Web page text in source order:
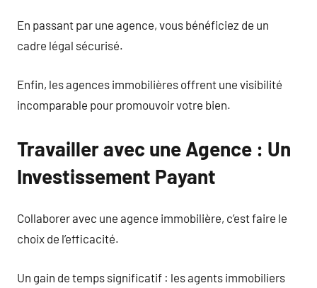
En passant par une agence, vous bénéficiez de un
cadre légal sécurisé.
Enfin, les agences immobilières offrent une visibilité
incomparable pour promouvoir votre bien.
Travailler avec une Agence : Un
Investissement Payant
Collaborer avec une agence immobilière, c’est faire le
choix de l’efficacité.
Un gain de temps significatif : les agents immobiliers